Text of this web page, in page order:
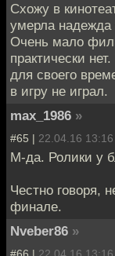
Схожу в
умерла
Очень мало
практически
для своего
в игру не играл.
max_1986 »
#65 | 22.04.16 13:16
М-да. Ролики у
Честно говоря,
финале.
Nveber86 »
#66 | 22.04.16 13:16